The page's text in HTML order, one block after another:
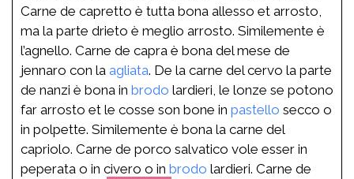
Carne de capretto è tutta bona allesso et arrosto,
ma la parte drieto è meglio arrosto. Similemente è
l’agnello. Carne de capra è bona del mese de
jennaro con la agliata. De la carne del cervo la parte
de nanzi è bona in brodo lardieri, le lonze se potono
far arrosto et le cosse son bone in pastello secco o
in polpette. Similemente è bona la carne del
capriolo. Carne de porco salvatico vole esser in
peperata o in civero o in brodo lardieri. Carne de